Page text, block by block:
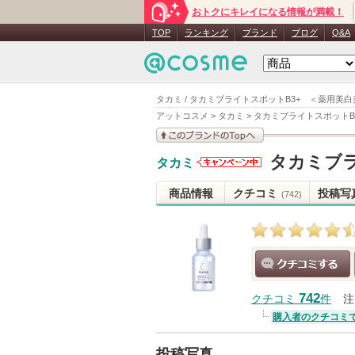
タカミ / タカミブライトスポットB3+ ＜薬用美白
アットコスメ > タカミ > タカミブライトスポッ
おトクにキレイになる情報が満載！
TOP ランキング ブランド ブログ Q&A
見る
タカミ
のお知らせ
があります
タカミブ
商品情報 クチコミ (742) 投稿写
クチコミ 742件
購入者のクチコミ